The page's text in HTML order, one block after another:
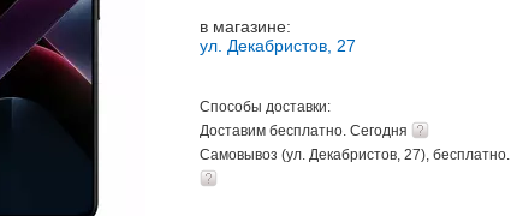
в магазине:
ул. Декабристов, 27
Способы доставки:
Доставим бесплатно. Сегодня
Самовывоз (ул. Декабристов, 27), бесплатно.